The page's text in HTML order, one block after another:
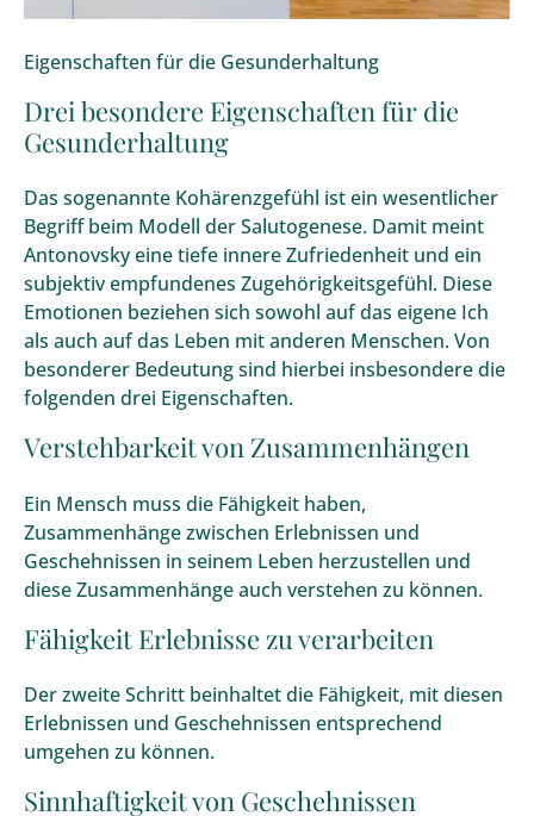
Eigenschaften für die Gesunderhaltung
Drei besondere Eigenschaften für die
Gesunderhaltung
Das sogenannte Kohärenzgefühl ist ein wesentlicher
Begriff beim Modell der Salutogenese. Damit meint
Antonovsky eine tiefe innere Zufriedenheit und ein
subjektiv empfundenes Zugehörigkeitsgefühl. Diese
Emotionen beziehen sich sowohl auf das eigene Ich
als auch auf das Leben mit anderen Menschen. Von
besonderer Bedeutung sind hierbei insbesondere die
folgenden drei Eigenschaften.
Verstehbarkeit von Zusammenhängen
Ein Mensch muss die Fähigkeit haben,
Zusammenhänge zwischen Erlebnissen und
Geschehnissen in seinem Leben herzustellen und
diese Zusammenhänge auch verstehen zu können.
Fähigkeit Erlebnisse zu verarbeiten
Der zweite Schritt beinhaltet die Fähigkeit, mit diesen
Erlebnissen und Geschehnissen entsprechend
umgehen zu können.
Sinnhaftigkeit von Geschehnissen